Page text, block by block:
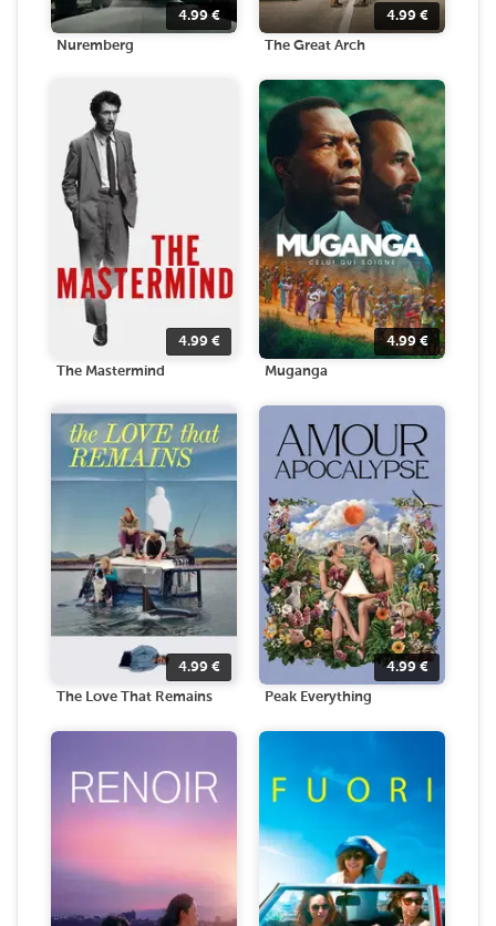
4.99€
Nuremberg
4.99 €
The Great Arch
4.99 €
The Mastermind
4.99 €
Muganga
4.99 €
The Love That Remains
4.99€
Peak Everything